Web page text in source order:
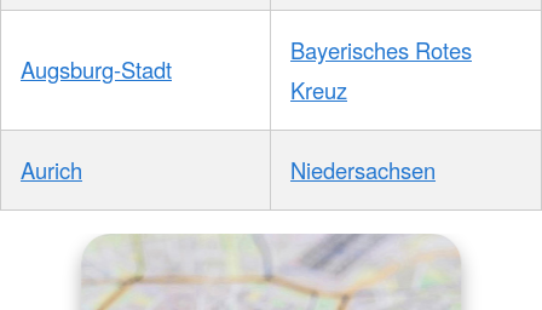
Augsburg-Stadt
Bayerisches Rotes
Kreuz
Aurich Niedersachsen